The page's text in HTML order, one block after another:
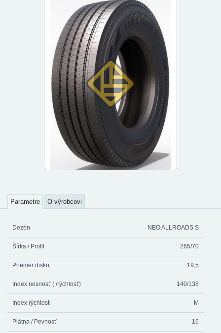
Parametre O výrobcovi
Dezén NEO ALLROADS S
Šírka / Profil 265/70
Priemer disku 19,5
Index nosnosť ( /rýchlosť) 140/138
Index rýchlosti M
Plátna / Pevnosť 16